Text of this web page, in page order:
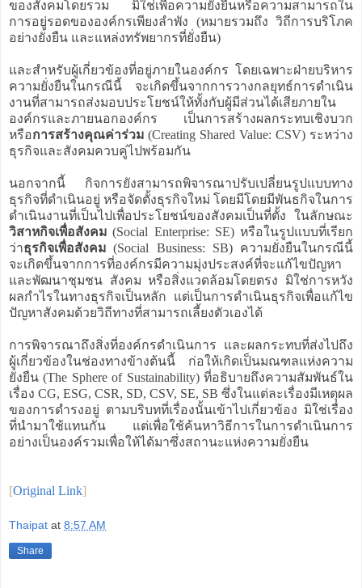
ของสังคมโดยรวม มิใช่เพื่อความยั่งยืนหรือความสามารถใน
การอยู่รอดขององค์กรเพียงลำพัง (หมายรวมถึง วิถีการบริโภค
อย่างยั่งยืน และแหล่งทรัพยากรที่ยั่งยืน)
และสำหรับผู้เกี่ยวข้องที่อยู่ภายในองค์กร โดยเฉพาะฝ่ายบริหาร
ความยั่งยืนในกรณีนี้ จะเกิดขึ้นจากการวางกลยุทธ์การดำเนิน
งานที่สามารถส่งมอบประโยชน์ให้ทั้งกับผู้มีส่วนได้เสียภายใน
องค์กรและภายนอกองค์กร เป็นการสร้างผลกระทบเชิงบวก
หรือการสร้างคุณค่าร่วม (Creating Shared Value: CSV) ระหว่าง
ธุรกิจและสังคมควบคู่ไปพร้อมกัน
นอกจากนี้ กิจการยังสามารถพิจารณาปรับเปลี่ยนรูปแบบทาง
ธุรกิจที่ดำเนินอยู่ หรือจัดตั้งธุรกิจใหม่ โดยมีโดยมีพันธกิจในการ
ดำเนินงานที่เป็นไปเพื่อประโยชน์ของสังคมเป็นที่ตั้ง ในลักษณะ
วิสาหกิจเพื่อสังคม (Social Enterprise: SE) หรือในรูปแบบที่เรียก
ว่าธุรกิจเพื่อสังคม (Social Business: SB) ความยั่งยืนในกรณีนี้
จะเกิดขึ้นจากการที่องค์กรมีความมุ่งประสงค์ที่จะแก้ไขปัญหา
และพัฒนาชุมชน สังคม หรือสิ่งแวดล้อมโดยตรง มิใช่การหวัง
ผลกำไรในทางธุรกิจเป็นหลัก แต่เป็นการดำเนินธุรกิจเพื่อแก้ไข
ปัญหาสังคมด้วยวิถีทางที่สามารถเลี้ยงตัวเองได้
การพิจารณาถึงสิ่งที่องค์กรดำเนินการ และผลกระทบที่ส่งไปถึง
ผู้เกี่ยวข้องในช่องทางข้างต้นนี้ ก่อให้เกิดเป็นมณฑลแห่งความ
ยั่งยืน (The Sphere of Sustainability) ที่อธิบายถึงความสัมพันธ์ใน
เรื่อง CG, ESG, CSR, SD, CSV, SE, SB ซึ่งในแต่ละเรื่องมีเหตุผล
ของการดำรงอยู่ ตามบริบทที่เรื่องนั้นเข้าไปเกี่ยวข้อง มิใช่เรื่อง
ที่นำมาใช้แทนกัน แต่เพื่อใช้ค้นหาวิธีการในการดำเนินการ
อย่างเป็นองค์รวมเพื่อให้ได้มาซึ่งสถานะแห่งความยั่งยืน
[Original Link]
Thaipat at 8:57 AM
Share